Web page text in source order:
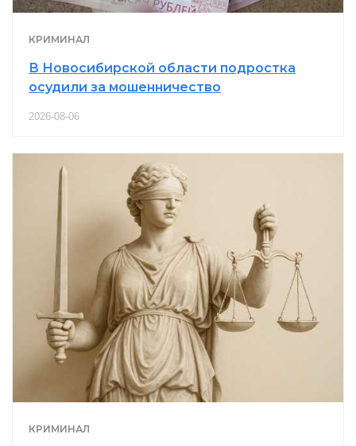
КРИМИНАЛ
В Новосибирской области подростка
осудили за мошенничество
2026-08-06
КРИМИНАЛ